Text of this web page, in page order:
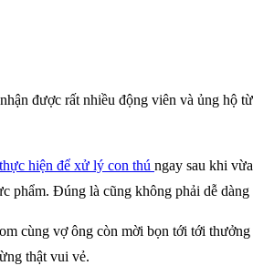
được rất nhiều động viên và ủng hộ
hiện để xử lý con thú ngay sau khi
phẩm. Đúng là cũng không phải dễ
cùng vợ ông còn mời bọn tới tới
thật vui vẻ.